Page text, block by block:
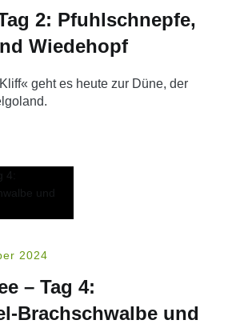
2: Pfuhlschnepfe,
Wiedehopf
geht es heute zur Düne, der
2024
– Tag 4:
Brachschwalbe und